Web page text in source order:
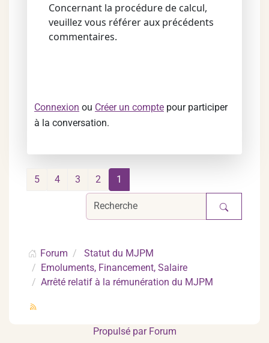
Concernant la procédure de calcul,
veuillez vous référer aux précédents
commentaires.
Connexion ou Créer un compte pour participer
à la conversation.
1
2
3
4
5
Forum
Statut du MJPM
Emoluments, Financement, Salaire
Arrêté relatif à la rémunération du MJPM
Propulsé par Forum